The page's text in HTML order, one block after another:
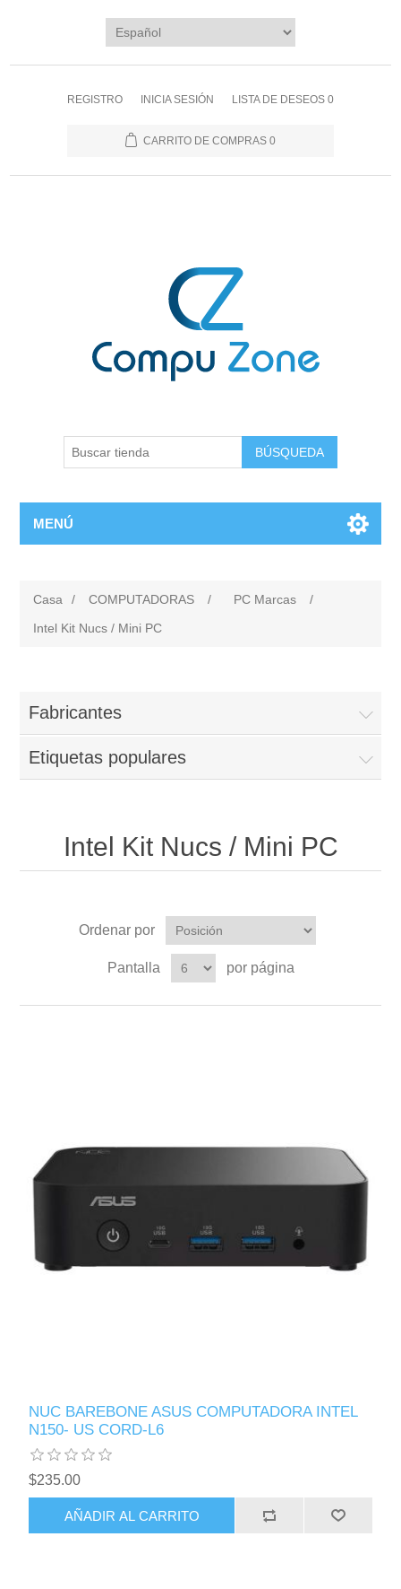
REGISTRO INICIA SESIÓN LISTA DE DESEOS 0
CARRITO DE COMPRAS 0
BÚSQUEDA
MENÚ
Casa / COMPUTADORAS / PC Marcas
/
Intel Kit Nucs / Mini PC
Fabricantes
Etiquetas populares
Intel Kit Nucs / Mini PC
Ordenar por
Pantalla por página
NUC BAREBONE ASUS COMPUTADORA INTEL
N150- US CORD-L6
$235.00
AÑADIR AL CARRITO